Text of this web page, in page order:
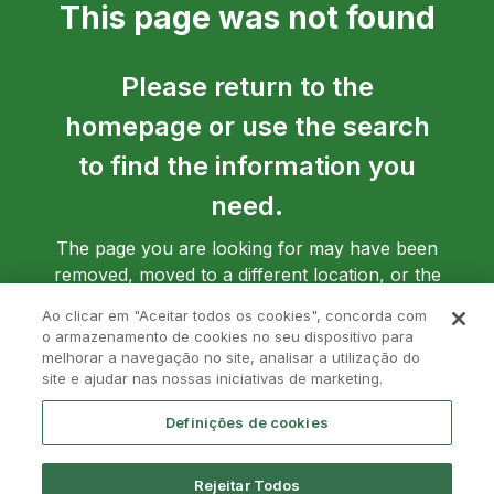
This page was not found
Please return to the
homepage or use the search
to find the information you
need.
The page you are looking for may have been
removed, moved to a different location, or the
Ao clicar em "Aceitar todos os cookies", concorda com
o armazenamento de cookies no seu dispositivo para
melhorar a navegação no site, analisar a utilização do
site e ajudar nas nossas iniciativas de marketing.
Definições de cookies
Rejeitar Todos